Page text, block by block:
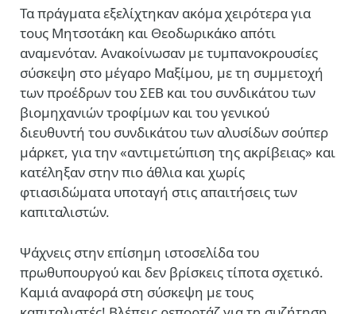
Τα πράγματα εξελίχτηκαν ακόμα χειρότερα για
τους Μητσοτάκη και Θεοδωρικάκο απότι
αναμενόταν. Ανακοίνωσαν με τυμπανοκρουσίες
σύσκεψη στο μέγαρο Μαξίμου, με τη συμμετοχή
των προέδρων του ΣΕΒ και του συνδικάτου των
βιομηχανιών τροφίμων και του γενικού
διευθυντή του συνδικάτου των αλυσίδων σούπερ
μάρκετ, για την «αντιμετώπιση της ακρίβειας» και
κατέληξαν στην πιο άθλια και χωρίς
φτιασιδώματα υποταγή στις απαιτήσεις των
καπιταλιστών.
Ψάχνεις στην επίσημη ιστοσελίδα του
πρωθυπουργού και δεν βρίσκεις τίποτα σχετικό.
Καμιά αναφορά στη σύσκεψη με τους